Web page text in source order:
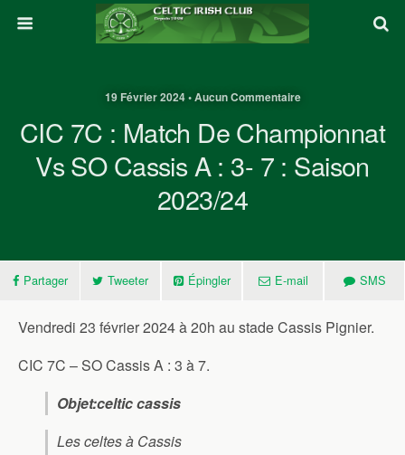
19 Février 2024 • Aucun Commentaire
CIC 7C : Match De Championnat
Vs SO Cassis A : 3- 7 : Saison
2023/24
Partager Tweeter Épingler E-mail SMS
Vendredi 23 février 2024 à 20h au stade Cassis Pignier.
CIC 7C – SO Cassis A : 3 à 7.
Objet:celtic cassis
Les celtes à Cassis